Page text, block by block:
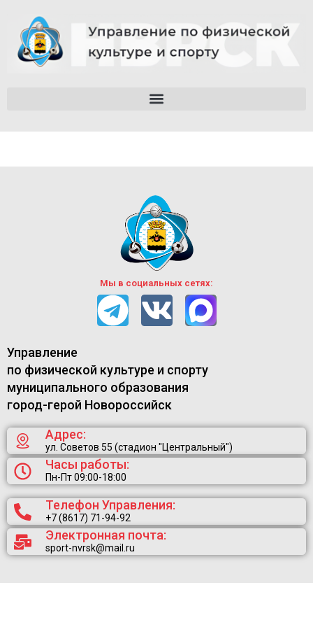
Мы в социальных сетях:
Управление
по физической культуре и спорту
муниципального образования
город-герой Новороссийск
Адрес:
ул. Советов 55 (стадион "Центральный")
Часы работы:
Пн-Пт 09:00-18:00
Телефон Управления:
+7 (8617) 71-94-92
Электронная почта:
sport-nvrsk@mail.ru